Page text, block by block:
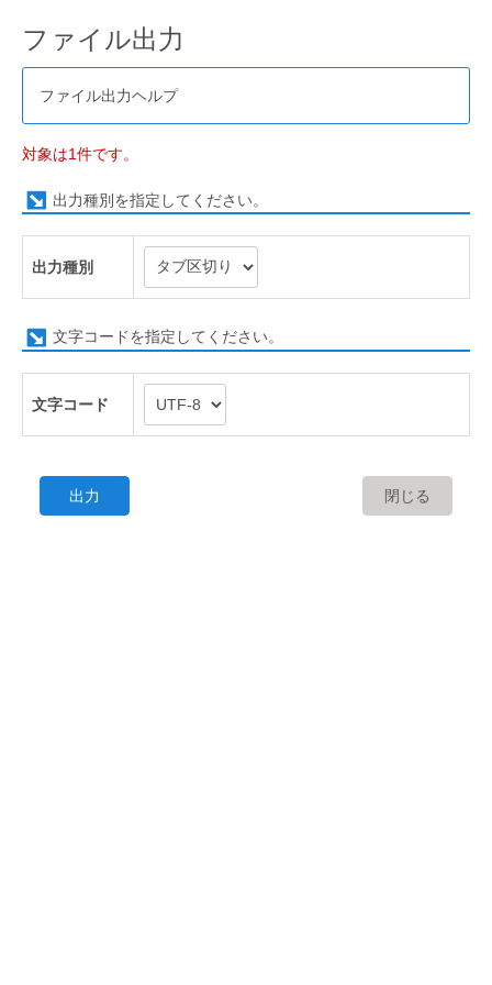
ファイル出力
ファイル出力ヘルプ
対象は1件です。
出力種別を指定してください。
出力種別
文字コードを指定してください。
文字コード